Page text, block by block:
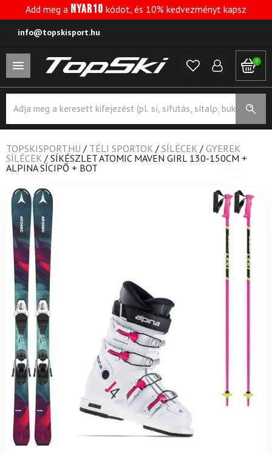
Add meg a NYAR10 kódot, és 10% kedvezményt kapsz
info@topskisport.hu
0
search
TOPSKISPORT.HU / TÉLI SPORTOK / SÍLÉCEK / GYEREK
SÍLÉCEK / SÍKÉSZLET ATOMIC MAVEN GIRL 130-150CM +
ALPINA SÍCIPŐ + BOT